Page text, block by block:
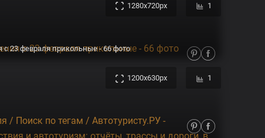
1280x720px 1
с 23 февраля прикольные - 66 фото
1200x630px 1